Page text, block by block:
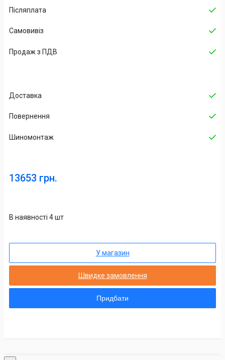
Післяплата
Самовивіз
Продаж з ПДВ
Доставка
Повернення
Шиномонтаж
13653 грн.
В наявності 4 шт
У магазин
Швидке замовлення
Придбати